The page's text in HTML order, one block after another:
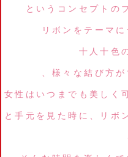
というコンセプトの
リボンをテーマ
十人十色
、様々な結び方
女性はいつまでも美しく
と手元を見た時に、リボ